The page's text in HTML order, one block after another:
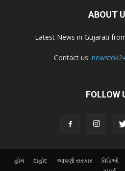
ABOUT
Latest News in Gujarati
Contact us:
FOLLOW
હોમ દાહોદ આપણી સરકાર વિડિઓ